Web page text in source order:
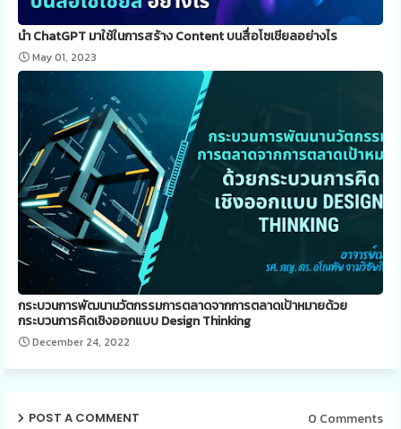
นำ ChatGPT มาใช้ในการสร้าง Content บนสื่อโซเชียลอย่างไร
May 01, 2023
กระบวนการพัฒนานวัตกรรมการตลาดจากการตลาดเป้าหมายด้วย
กระบวนการคิดเชิงออกแบบ Design Thinking
December 24, 2022
POST A COMMENT 0 Comments